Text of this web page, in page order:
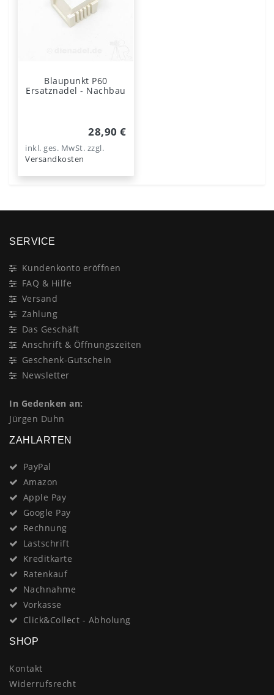
Blaupunkt P60
Ersatznadel - Nachbau
28,90 €
inkl. ges. MwSt. zzgl.
Versandkosten
SERVICE
Kundenkonto eröffnen
FAQ & Hilfe
Versand
Zahlung
Das Geschäft
Anschrift & Öffnungszeiten
Geschenk-Gutschein
Newsletter
In Gedenken an:
Jürgen Duhn
ZAHLARTEN
PayPal
Amazon
Apple Pay
Google Pay
Rechnung
Lastschrift
Kreditkarte
Ratenkauf
Nachnahme
Vorkasse
Click&Collect - Abholung
SHOP
Kontakt
Widerrufsrecht